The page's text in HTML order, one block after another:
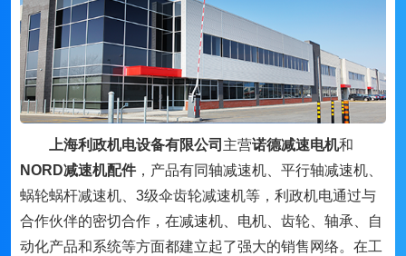
上海利政机电设备有限公司 主营诺德减速电机和
NORD减速机配件，产品有同轴减速机、平行轴减速机、
蜗轮蜗杆减速机、3级伞齿轮减速机等，利政机电通过与
合作伙伴的密切合作，在减速机、电机、齿轮、轴承、自
动化产品和系统等方面都建立起了强大的销售网络。在工